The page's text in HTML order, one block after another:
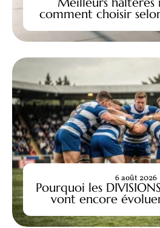
comment choisir
Pourquoi les
vont encore
6 août 2026